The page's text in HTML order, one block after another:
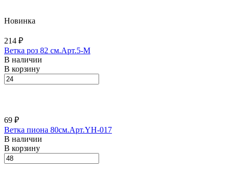
Новинка
214 ₽
Ветка роз 82 см.Арт.5-M
В наличии
В корзину
69 ₽
Ветка пиона 80см.Арт.YH-017
В наличии
В корзину